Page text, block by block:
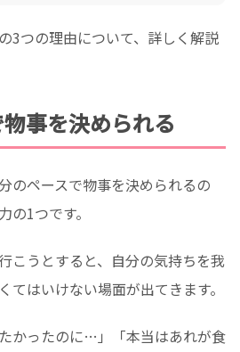
3つの理由について、詳しく解説
事を決められる
のペースで物事を決められるの
の1つです。
こうとすると、自分の気持ちを我
てはいけない場面が出てきます。
かったのに…」「本当はあれが食